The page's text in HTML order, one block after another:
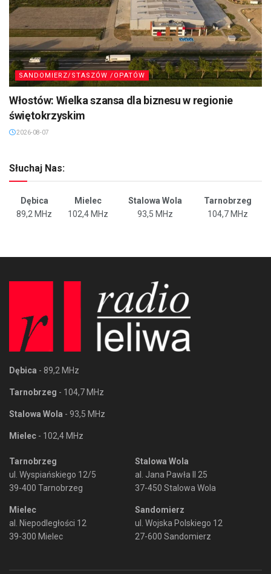
SANDOMIERZ/STASZÓW /OPATÓW
Włostów: Wielka szansa dla biznesu w regionie
świętokrzyskim
2026-08-07
Słuchaj Nas:
Dębica Mielec Stalowa Wola
Tarnobrzeg
89,2 MHz
102,4 MHz 93,5 MHz 104,7 MHz
Dębica - 89,2 MHz
Tarnobrzeg - 104,7 MHz
Stalowa Wola - 93,5 MHz
Mielec - 102,4 MHz
Tarnobrzeg
ul. Wyspiańskiego 12/5
39-400 Tarnobrzeg
Mielec
al. Niepodległości 12
39-300 Mielec
Stalowa Wola
al. Jana Pawła II 25
37-450 Stalowa Wola
Sandomierz
ul. Wojska Polskiego 12
27-600 Sandomierz